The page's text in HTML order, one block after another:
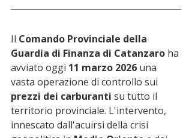
Il Comando Provinciale della
Guardia di Finanza di Catanzaro ha
avviato oggi 11 marzo 2026 una
vasta operazione di controllo sui
prezzi dei carburanti su tutto il
territorio provinciale. L'intervento,
innescato dall'acuirsi della crisi